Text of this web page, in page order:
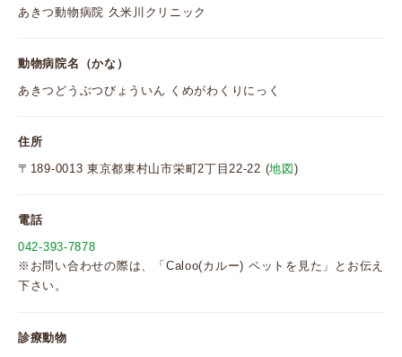
あきつ動物病院 久米川クリニック
動物病院名（かな）
あきつどうぶつびょういん くめがわくりにっく
住所
〒189-0013 東京都東村山市栄町2丁目22-22 (地図 )
電話
042-393-7878
※お問い合わせの際は、「Caloo(カルー) ペットを見た」とお伝え
下さい。
診療動物